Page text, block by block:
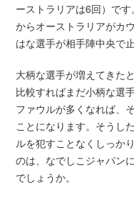
ーストラリアは6回）で
からオーストラリアがカ
はな選手が相手陣中央で
大柄な選手が増えてきた
比較すればまだ小柄な選
ファウルが多くなれば、
ことになります。そうし
ルを犯すことなくしっか
のは、なでしこジャパン
でしょうか。